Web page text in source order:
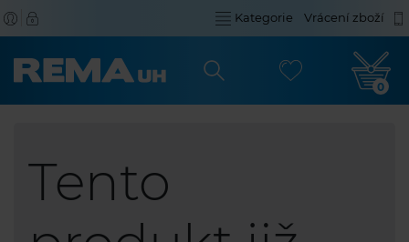
Kategorie Vrácení zboží
0
Tento